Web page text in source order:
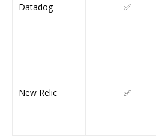
Datadog ✅
New Relic ✅